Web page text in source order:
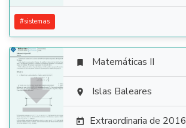
#sistemas

 Matemáticas II
 Islas Baleares
 Extraordinaria de 2016